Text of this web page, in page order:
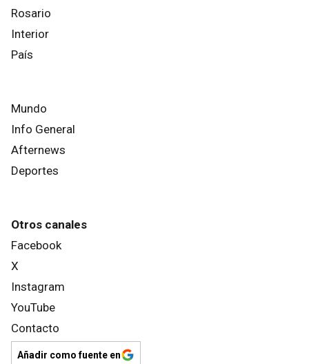
Rosario
Interior
País
Mundo
Info General
Afternews
Deportes
Otros canales
Facebook
X
Instagram
YouTube
Contacto
Añadir como fuente en